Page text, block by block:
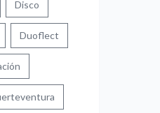
Disco
Duoflect